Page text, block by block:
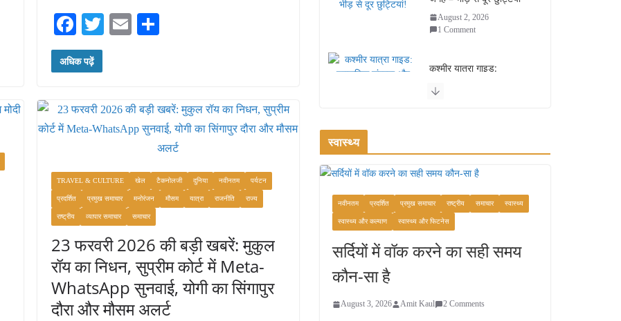
Fa
ce
bo
T
E
अधिक पढ़ें
TRAVEL & CULTURE खेल टैकनोलजी दुनिया नवीनतम पर्यटन
प्रदर्शित प्रमुख समाचार मनोरंजन मौसम यात्रा राजनीति राज्य
राष्ट्रीय व्यापार समाचार समाचार
23 फरवरी 2026 की बड़ी खबरें: मुकुल
रॉय का निधन, सुप्रीम कोर्ट में Meta-
WhatsApp सुनवाई, योगी का सिंगापुर
दौरा और मौसम अलर्ट
August 2, 2026
1 Comment
कश्मीर यात्रा गाइड:
स्वादिष्ट भोजन का अनूठा संगम
वजन घटाने के लिए 8 बेहतरीन
वॉकिंग एक्सरसाइज: 1 महीने में
पाएं 3-4 किलो कम वजन
July 31, 2026 1 Comment
रामेश्वरम यात्रा गाइड: पवित्र
July 30, 2026
स्वास्थ्य
नवीनतम प्रदर्शित प्रमुख समाचार राष्ट्रीय समाचार स्वास्थ्य
स्वास्थ्य और कल्याण स्वास्थ्य और फिटनेस
सर्दियों में वॉक करने का सही समय
कौन-सा है
August 3, 2026 Amit Kaul 2 Comments